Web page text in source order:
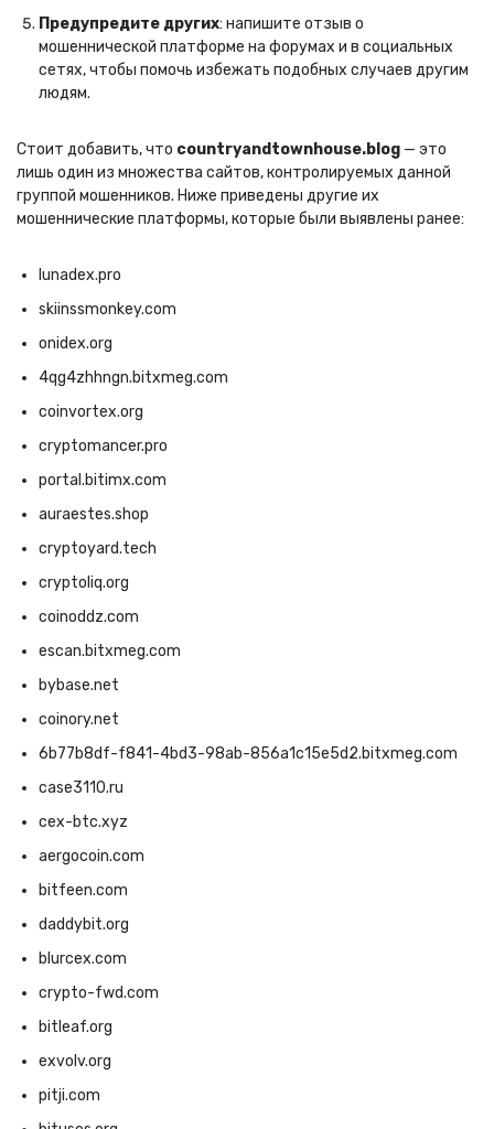
Предупредите других: напишите отзыв о
мошеннической платформе на форумах и в социальных
сетях, чтобы помочь избежать подобных случаев другим
людям.
Стоит добавить, что countryandtownhouse.blog — это
лишь один из множества сайтов, контролируемых данной
группой мошенников. Ниже приведены другие их
мошеннические платформы, которые были выявлены ранее:
lunadex.pro
skiinssmonkey.com
onidex.org
4qg4zhhngn.bitxmeg.com
coinvortex.org
cryptomancer.pro
portal.bitimx.com
auraestes.shop
cryptoyard.tech
cryptoliq.org
coinoddz.com
escan.bitxmeg.com
bybase.net
coinory.net
6b77b8df-f841-4bd3-98ab-856a1c15e5d2.bitxmeg.com
case3110.ru
cex-btc.xyz
aergocoin.com
bitfeen.com
daddybit.org
blurcex.com
crypto-fwd.com
bitleaf.org
exvolv.org
pitji.com